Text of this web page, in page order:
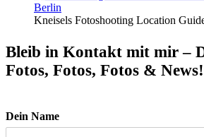
Kneisels Fotoshooting Location
Bleib in Kontakt mit mir –
Fotos, Fotos, Fotos & News!
Dein Name